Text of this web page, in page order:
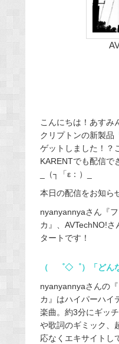
こんにちは！あすみ
クリプトンの新製品
ゲットしました！？
KARENTでも配信で
_（┐「ε：）_
本日の配信をお知ら
nyanyannyaさん『
カ』、AVTechNO!
タートです！
（ ゜◇゜）「どん
nyanyannyaさんの
カ』はハイパーハイ
楽曲。約3分にギッ
や歌詞のギミック、
応なくエキサイトし